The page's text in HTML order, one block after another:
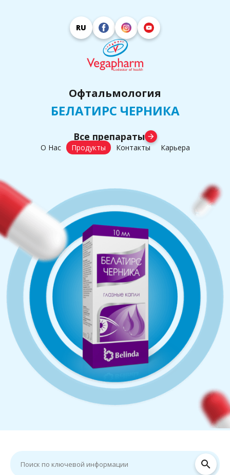
RU
Офтальмология
БЕЛАТИРС ЧЕРНИКА
Все препараты arrow_forward
О Нас Продукты Контакты Карьера
search